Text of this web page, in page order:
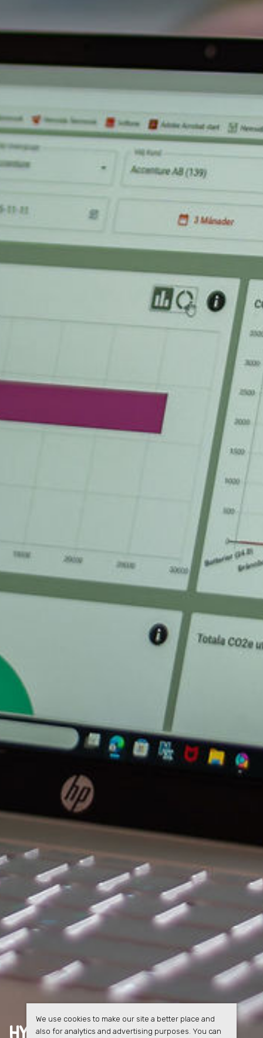
HYRESGÄSTERNA FÅRFULL
We use cookies to make our site a better place and
also for analytics and advertising purposes. You can